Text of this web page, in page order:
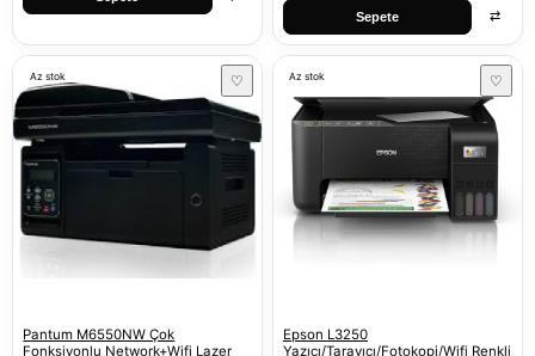
Sepete ⇄
Az stok ♡
Pantum M6550NW Çok
Fonksiyonlu Network+Wifi Lazer
Az stok ♡
Epson L3250
Yazıcı/Tarayıcı/Fotokopi/Wifi Renkli